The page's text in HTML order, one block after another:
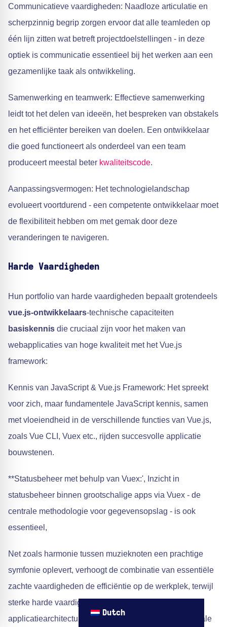
Communicatieve vaardigheden: Naadloze articulatie en
scherpzinnig begrip zorgen ervoor dat alle teamleden op
één lijn zitten wat betreft projectdoelstellingen - in deze
optiek is communicatie essentieel bij het werken aan een
gezamenlijke taak als ontwikkeling.
Samenwerking en teamwerk: Effectieve samenwerking
leidt tot het delen van ideeën, het bespreken van obstakels
en het efficiënter bereiken van doelen. Een ontwikkelaar
die goed functioneert als onderdeel van een team
produceert meestal beter kwaliteitscode.
Aanpassingsvermogen: Het technologielandschap
evolueert voortdurend - een competente ontwikkelaar moet
de flexibiliteit hebben om met gemak door deze
veranderingen te navigeren.
Harde Vaardigheden
Hun portfolio van harde vaardigheden bepaalt grotendeels
vue.js-ontwikkelaars-technische capaciteiten
basiskennis die cruciaal zijn voor het maken van
webapplicaties van hoge kwaliteit met het Vue.js
framework:
Kennis van JavaScript & Vue.js Framework: Het spreekt
voor zich, maar fundamentele JavaScript kennis, samen
met vloeiendheid in de verschillende functies van Vue.js,
zoals Vue CLI, Vuex etc., rijden succesvolle applicatie
bouwstenen.
**Statusbeheer met behulp van Vuex:', Inzicht in
statusbeheer binnen grootschalige apps via Vuex - de
centrale methodologie voor gegevensopslag - is ook
essentieel,
Net zoals harmonie tussen muzieknoten een prachtige
symfonie oplevert, verhoogt de combinatie van essentiële
zachte vaardigheden de efficiëntie op de werkplek, terwijl
sterke harde vaardigheden een robuuste
applicatiearchitectuur garanderen in het geval van ideale
Dutch